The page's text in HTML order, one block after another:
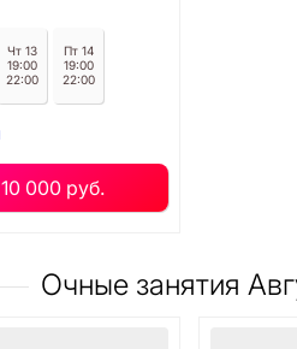
Чт 13
19:00
22:00
Пт 14
19:00
22:00
10 000 руб.
Очные занятия